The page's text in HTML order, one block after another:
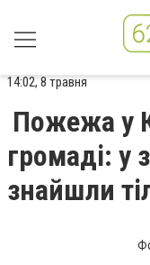
14:02, 8 травня
Пожежа у
громаді: у
знайшли